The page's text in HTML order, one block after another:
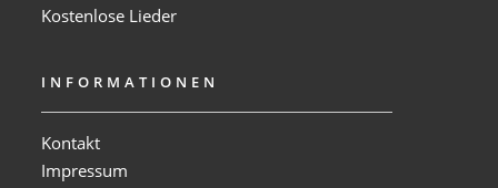
Kostenlose Lieder
INFORMATIONEN
Kontakt
Impressum